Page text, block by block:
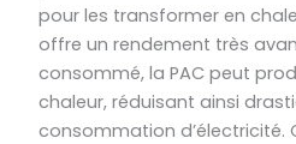
pour les transformer en
offre un rendement très
consommé, la PAC peut
chaleur, réduisant ainsi
consommation d’électricité.